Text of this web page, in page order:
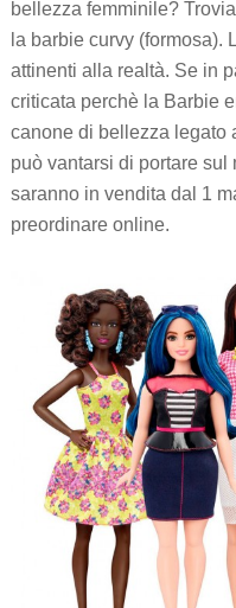
bellezza femminile?
la barbie curvy (formosa).
attinenti alla realtà. Se in
criticata perchè la Barbie
canone di bellezza legato
può vantarsi di portare
saranno in vendita dal 1
preordinare online.